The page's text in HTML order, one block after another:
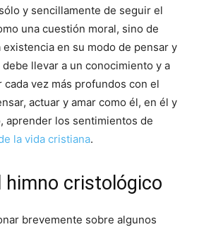
y sencillamente de seguir el
una cuestión moral, sino de
en su modo de pensar y
llevar a un conocimiento y a
cada vez más profundos con el
actuar y amar como él, en él y
aprender los sentimientos de
la vida cristiana.
himno cristológico
brevemente sobre algunos